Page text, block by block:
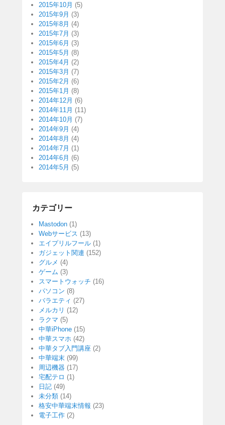
2015年10月 (5)
2015年9月 (3)
2015年8月 (4)
2015年7月 (3)
2015年6月 (3)
2015年5月 (8)
2015年4月 (2)
2015年3月 (7)
2015年2月 (6)
2015年1月 (8)
2014年12月 (6)
2014年11月 (11)
2014年10月 (7)
2014年9月 (4)
2014年8月 (4)
2014年7月 (1)
2014年6月 (6)
2014年5月 (5)
カテゴリー
Mastodon (1)
Webサービス (13)
エイプリルフール (1)
ガジェット関連 (152)
グルメ (4)
ゲーム (3)
スマートウォッチ (16)
パソコン (8)
バラエティ (27)
メルカリ (12)
ラクマ (5)
中華iPhone (15)
中華スマホ (42)
中華タブ入門講座 (2)
中華端末 (99)
周辺機器 (17)
宅配テロ (1)
日記 (49)
未分類 (14)
格安中華端末情報 (23)
電子工作 (2)